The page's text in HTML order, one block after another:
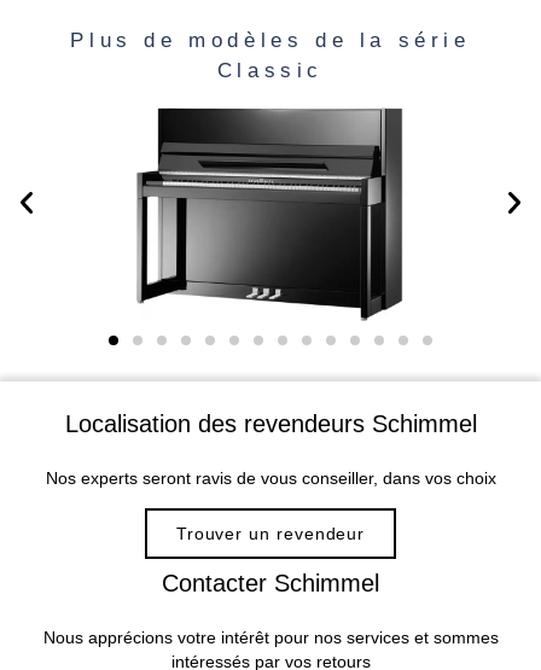
Plus de modèles de la série
Classic
Localisation des revendeurs Schimmel
Nos experts seront ravis de vous conseiller, dans vos choix
Trouver un revendeur
Contacter Schimmel
Nous apprécions votre intérêt pour nos services et sommes
intéressés par vos retours